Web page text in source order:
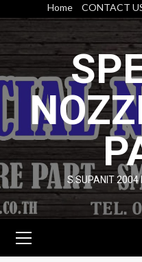
content
Home CONTACT
S.SUPANIT 2004
Menu